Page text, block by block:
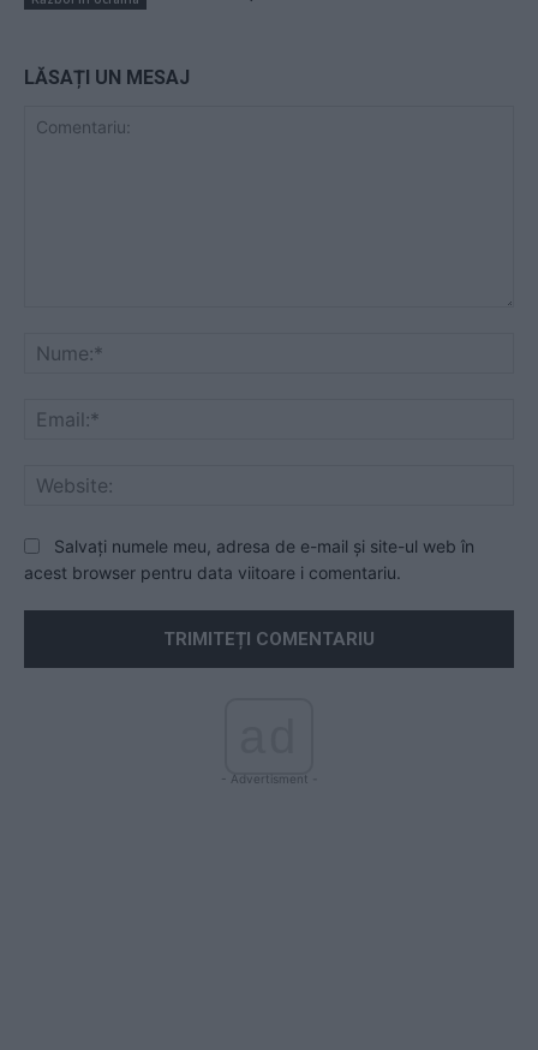
LĂSAȚI UN MESAJ
Salvați numele meu, adresa de e-mail și site-ul web în
acest browser pentru data viitoare i comentariu.
- Advertisment -